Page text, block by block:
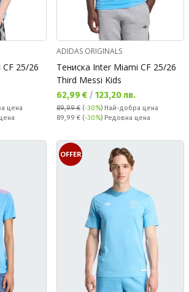
25/26
цена
ADIDAS ORIGINALS
Тениска Inter Miami CF 25/26
Third Messi Kids
Текуща цена:
62,99 € / 123,20 лв.
89,99 € (-30%) Най-добра цена
Редовна цена:
89,99 € (-30%) Редовна цена
OFFER